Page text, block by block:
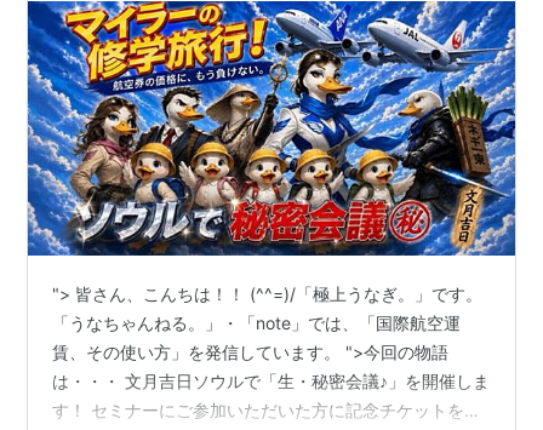
"> 皆さん、こんちは！！ (^^=)/「極上うなぎ。」です。
「うなちゃんねる。」・「note」では、「国際航空運
賃、その使い方」を発信しています。 ">今回の物語
は・・・ 文月吉日ソウルで「生・秘密会議♪」を開催しま
す！ セミナーにご参加いただいた方に記念チケットを発